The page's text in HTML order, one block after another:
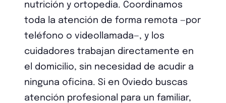
nutrición y ortopedia. Coordinamos
toda la atención de forma remota —por
teléfono o videollamada—, y los
cuidadores trabajan directamente en
el domicilio, sin necesidad de acudir a
ninguna oficina. Si en Oviedo buscas
atención profesional para un familiar,